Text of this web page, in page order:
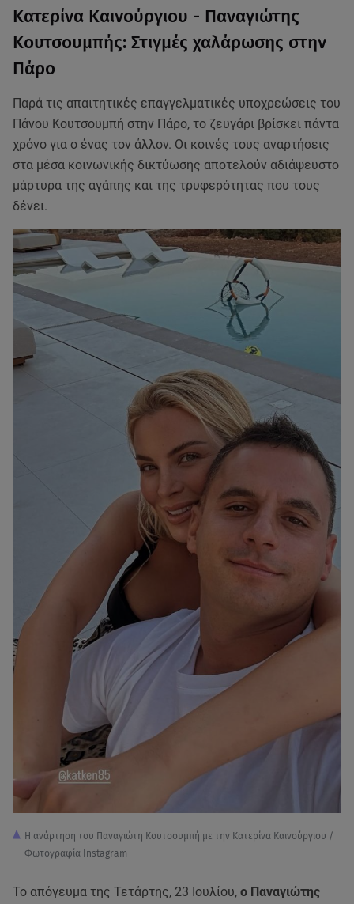
Κατερίνα Καινούργιου - Παναγιώτης
Κουτσουμπής: Στιγμές χαλάρωσης στην
Πάρο
Παρά τις απαιτητικές επαγγελματικές υποχρεώσεις του
Πάνου Κουτσουμπή στην Πάρο, το ζευγάρι βρίσκει πάντα
χρόνο για ο ένας τον άλλον. Οι κοινές τους αναρτήσεις
στα μέσα κοινωνικής δικτύωσης αποτελούν αδιάψευστο
μάρτυρα της αγάπης και της τρυφερότητας που τους
δένει.
Η ανάρτηση του Παναγιώτη Κουτσουμπή με την Κατερίνα Καινούργιου /
Φωτογραφία Instagram
Το απόγευμα της Τετάρτης, 23 Ιουλίου, ο Παναγιώτης